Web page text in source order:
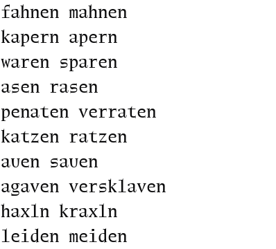
fahnen mahnen
kapern apern
waren sparen
asen rasen
penaten verraten
katzen ratzen
auen sauen
agaven versklaven
haxln kraxln
leiden meiden